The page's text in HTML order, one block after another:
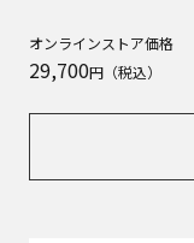
オンラインストア価格
29,700円（税込）